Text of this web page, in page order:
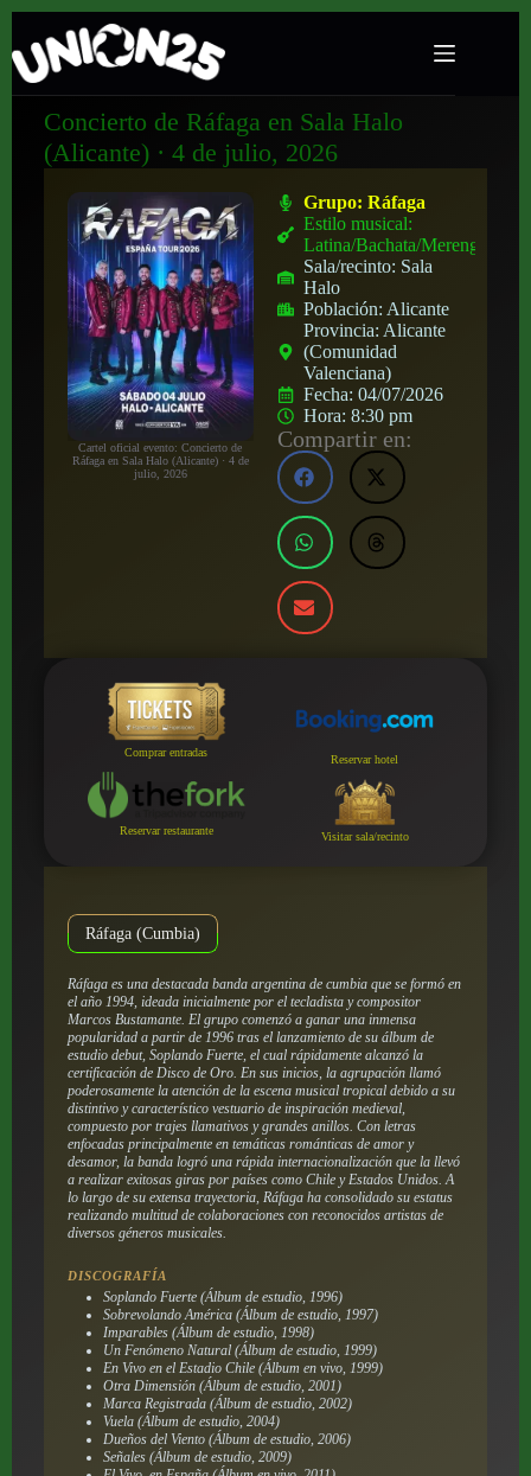
Concierto de Ráfaga en Sala Halo
(Alicante) · 4 de julio, 2026
Cartel oficial evento: Concierto de
Ráfaga en Sala Halo (Alicante) · 4 de
julio, 2026
Grupo:Ráfaga
Estilo musical:
Latina/Bachata/Merengue
Sala/recinto: Sala
Halo
Población: Alicante
Provincia: Alicante
(Comunidad
Valenciana)
Fecha:04/07/2026
Hora:8:30 pm
Compartir en:
Comprar entradas
Reservar hotel
Reservar restaurante Visitar sala/recinto
Ráfaga (Cumbia)
Ráfaga es una destacada banda argentina de cumbia que se formó en
el año 1994, ideada inicialmente por el tecladista y compositor
Marcos Bustamante. El grupo comenzó a ganar una inmensa
popularidad a partir de 1996 tras el lanzamiento de su álbum de
estudio debut, Soplando Fuerte, el cual rápidamente alcanzó la
certificación de Disco de Oro. En sus inicios, la agrupación llamó
poderosamente la atención de la escena musical tropical debido a su
distintivo y característico vestuario de inspiración medieval,
compuesto por trajes llamativos y grandes anillos. Con letras
enfocadas principalmente en temáticas románticas de amor y
desamor, la banda logró una rápida internacionalización que la llevó
a realizar exitosas giras por países como Chile y Estados Unidos. A
lo largo de su extensa trayectoria, Ráfaga ha consolidado su estatus
realizando multitud de colaboraciones con reconocidos artistas de
diversos géneros musicales.
DISCOGRAFÍA
Soplando Fuerte(Álbum de estudio, 1996)
Sobrevolando América(Álbum de estudio, 1997)
Imparables(Álbum de estudio, 1998)
Un Fenómeno Natural(Álbum de estudio, 1999)
En Vivo en el Estadio Chile(Álbum en vivo, 1999)
Otra Dimensión(Álbum de estudio, 2001)
Marca Registrada(Álbum de estudio, 2002)
Vuela(Álbum de estudio, 2004)
Dueños del Viento(Álbum de estudio, 2006)
Señales(Álbum de estudio, 2009)